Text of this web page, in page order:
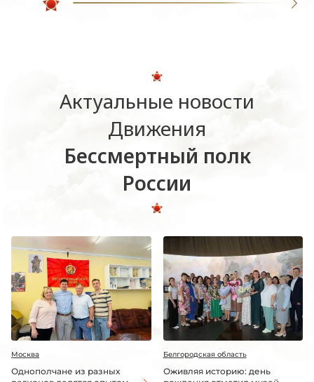
Актуальные новости
Движения
Бессмертный полк
России
Москва
Однополчане из разных
Белгородская область
Оживляя историю: день